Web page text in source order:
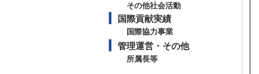
その他社会活動
国際貢献実績
国際協力事業
管理運営・その他
所属長等